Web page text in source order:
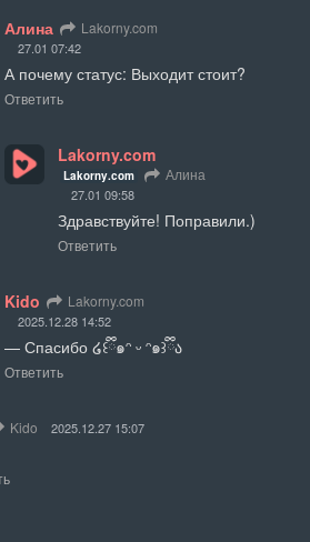
Алина Lakorny.com
27.01 07:42
А почему статус: Выходит стоит?
Ответить
Lakorny.com
Lakorny.com Алина
27.01 09:58
Здравствуйте! Поправили.)
Ответить
Kido Lakorny.com
2025.12.28 14:52
— Спасибо ໒꒰ྀི๑ᵔ ᵕ ᵔ๑꒱ྀིა
Ответить
Kido 2025.12.27 15:07